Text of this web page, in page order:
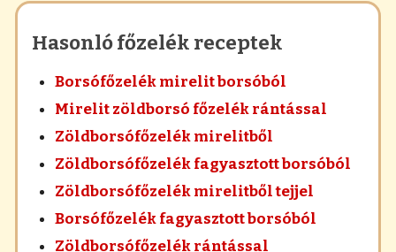
Hasonló főzelék receptek
Borsófőzelék mirelit borsóból
Mirelit zöldborsó főzelék rántással
Zöldborsófőzelék mirelitből
Zöldborsófőzelék fagyasztott borsóból
Zöldborsófőzelék mirelitből tejjel
Borsófőzelék fagyasztott borsóból
Zöldborsófőzelék rántással